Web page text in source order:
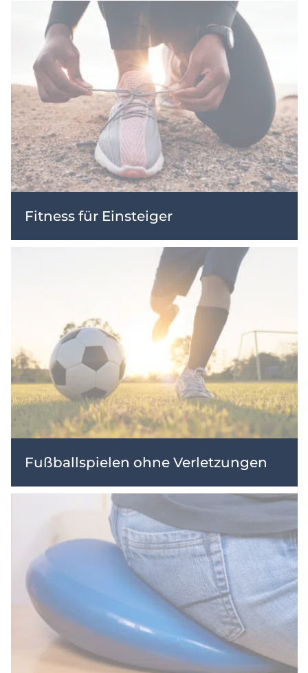
Fitness für Einsteiger
Fußballspielen ohne Verletzungen